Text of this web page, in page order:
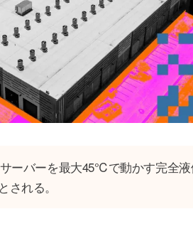
ーバーを最大45℃で動かす完全
れる。